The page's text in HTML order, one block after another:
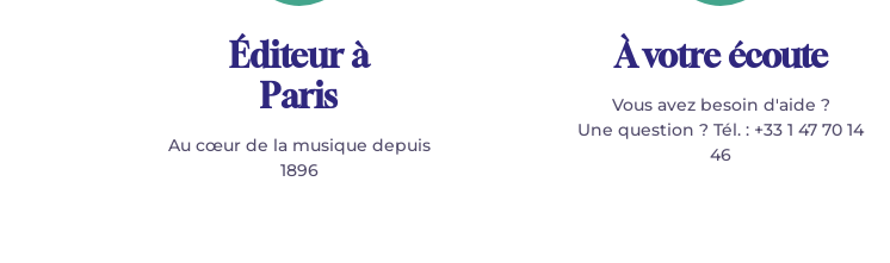
Éditeur à
Paris
Au cœur de la musique depuis
1896
À votre écoute
Vous avez besoin d'aide ?
Une question ? Tél. : +33 1 47 70 14
46